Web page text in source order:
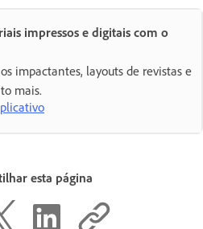
impressos e digitais com o
impactantes, layouts de revistas e
mais.
esta página